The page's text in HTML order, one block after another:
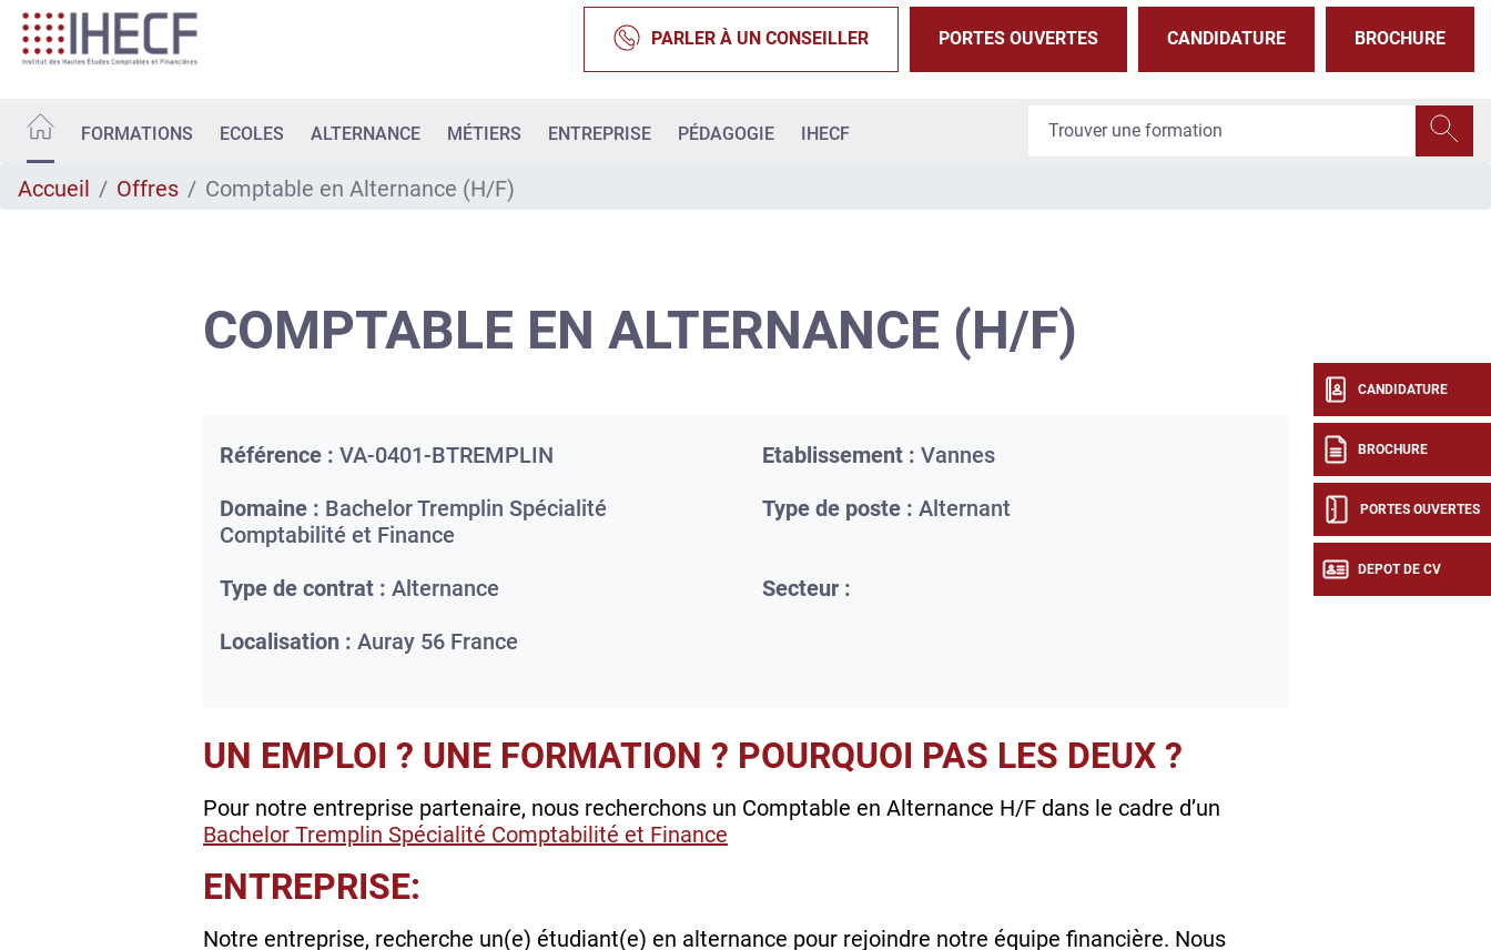
Aller
contenu
PARLER À UN CONSEILLER PORTES OUVERTES CANDIDATURE BROCHURE
FORMATIONS ECOLES ALTERNANCE MÉTIERS ENTREPRISE PÉDAGOGIE IHECF
CANDIDATURE
BROCHURE
PORTES OUVERTES
DEPOT DE CV
Accueil Offres Comptable en Alternance (H/F)
COMPTABLE EN ALTERNANCE (H/F)
Référence : VA-0401-BTREMPLIN Etablissement : Vannes
Domaine : Bachelor Tremplin Spécialité
Comptabilité et Finance
Type de poste : Alternant
Type de contrat : Alternance
Secteur :
Localisation : Auray 56 France
UN EMPLOI ? UNE FORMATION ? POURQUOI PAS LES DEUX ?
Pour notre entreprise partenaire, nous recherchons un Comptable en Alternance H/F dans le cadre d’un
Bachelor Tremplin Spécialité Comptabilité et Finance
ENTREPRISE:
Notre entreprise, recherche un(e) étudiant(e) en alternance pour rejoindre notre équipe financière. Nous